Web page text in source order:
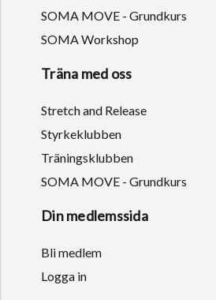
SOMA MOVE - Grundkurs
SOMA Workshop
Träna med oss
Stretch and Release
Styrkeklubben
Träningsklubben
SOMA MOVE - Grundkurs
Din medlemssida
Bli medlem
Logga in